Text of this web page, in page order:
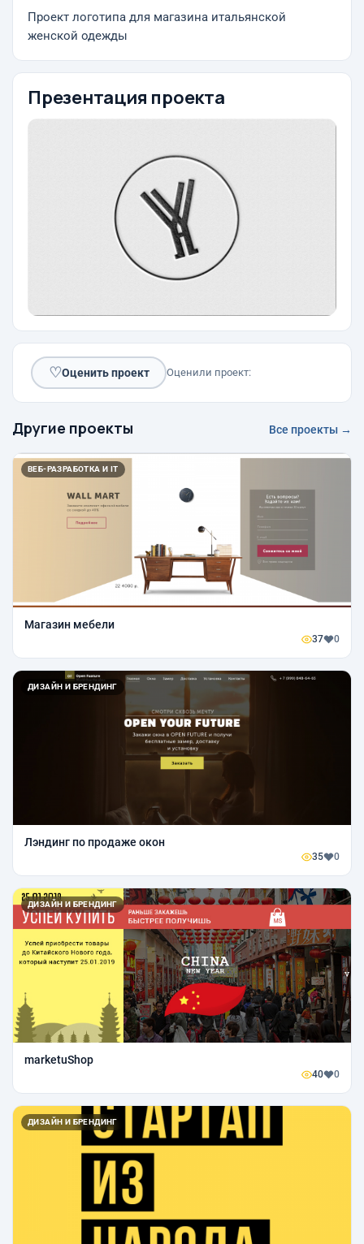
Проект логотипа для магазина итальянской
женской одежды
Презентация проекта
♡Оценить проект Оценили проект:
Другие проекты Все проекты →
ВЕБ-РАЗРАБОТКА И IT
Магазин мебели
37 0
ДИЗАЙН И БРЕНДИНГ
Лэндинг по продаже окон
35 0
ДИЗАЙН И БРЕНДИНГ
marketuShop
40 0
ДИЗАЙН И БРЕНДИНГ